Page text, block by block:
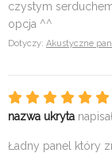
czystym
opcja ^^
Dotyczy: Akustyczne
nazwa ukryta
Ładny panel który